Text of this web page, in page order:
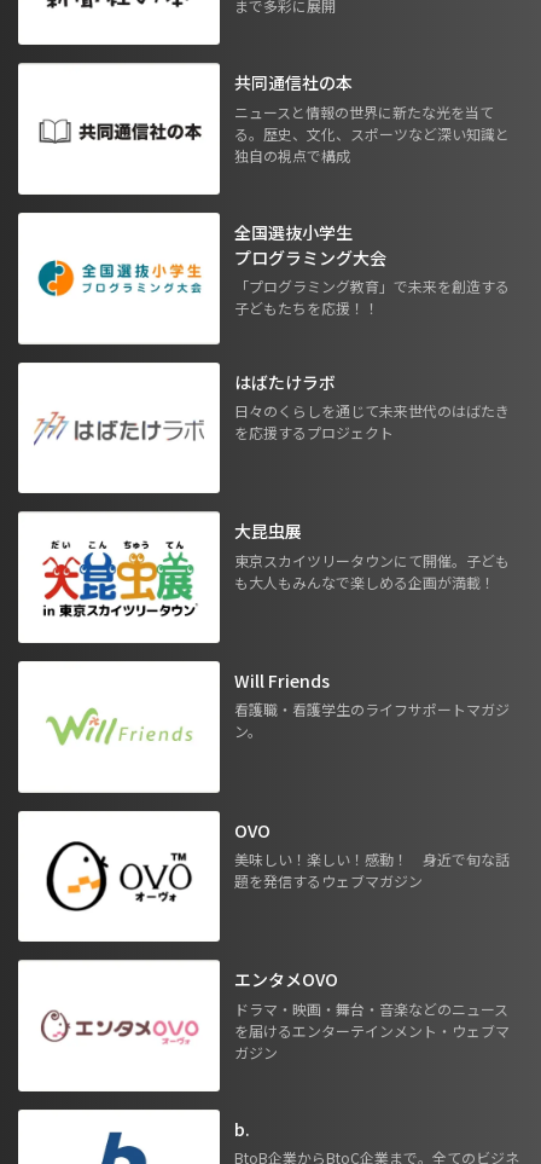
まで多彩に展開
共同通信社の本
ニュースと情報の世界に新たな光を当て
る。歴史、文化、スポーツなど深い知識と
独自の視点で構成
全国選抜小学生
プログラミング大会
「プログラミング教育」で未来を創造する
子どもたちを応援！！
はばたけラボ
日々のくらしを通じて未来世代のはばたき
を応援するプロジェクト
大昆虫展
東京スカイツリータウンにて開催。子ども
も大人もみんなで楽しめる企画が満載！
Will Friends
看護職・看護学生のライフサポートマガジ
ン。
OVO
美味しい！楽しい！感動！ 身近で旬な話
題を発信するウェブマガジン
エンタメOVO
ドラマ・映画・舞台・音楽などのニュース
を届けるエンターテインメント・ウェブマ
ガジン
b.
BtoB企業からBtoC企業まで。全てのビジネ